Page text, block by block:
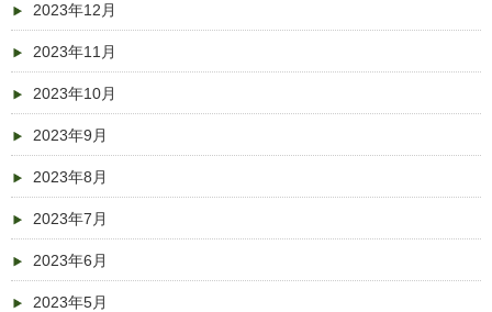
2023年12月
2023年11月
2023年10月
2023年9月
2023年8月
2023年7月
2023年6月
2023年5月